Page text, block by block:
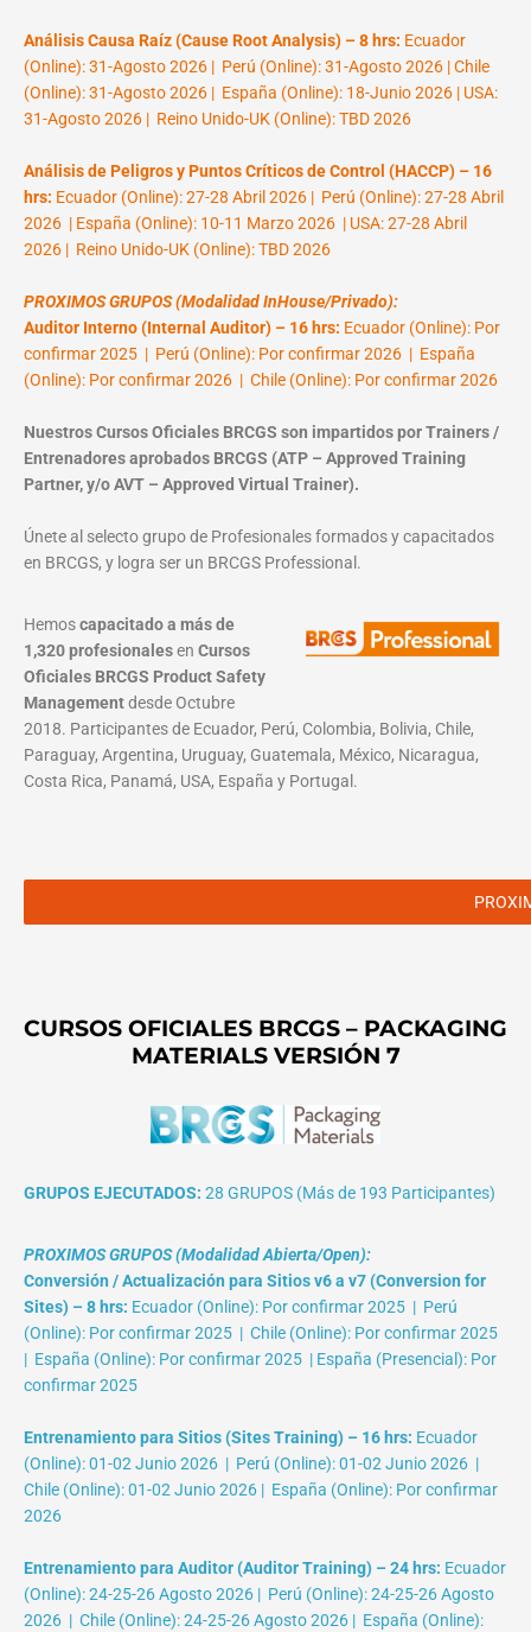
Análisis Causa Raíz (Cause Root Analysis) – 8 hrs: Ecuador
(Online): 31-Agosto 2026 | Perú (Online): 31-Agosto 2026 | Chile
(Online): 31-Agosto 2026 | España (Online): 18-Junio 2026 | USA:
31-Agosto 2026 | Reino Unido-UK (Online): TBD 2026
Análisis de Peligros y Puntos Críticos de Control (HACCP) – 16
hrs: Ecuador (Online): 27-28 Abril 2026 | Perú (Online): 27-28 Abril
2026 | España (Online): 10-11 Marzo 2026 | USA: 27-28 Abril
2026 | Reino Unido-UK (Online): TBD 2026
PROXIMOS GRUPOS (Modalidad InHouse/Privado):
Auditor Interno (Internal Auditor) – 16 hrs: Ecuador (Online): Por
confirmar 2025 | Perú (Online): Por confirmar 2026 | España
(Online): Por confirmar 2026 | Chile (Online): Por confirmar 2026
Nuestros Cursos Oficiales BRCGS son impartidos por Trainers /
Entrenadores aprobados BRCGS (ATP – Approved Training
Partner, y/o AVT – Approved Virtual Trainer).
Únete al selecto grupo de Profesionales formados y capacitados
en BRCGS, y logra ser un BRCGS Professional.
Hemoscapacitado a más de
1,320 profesionalesen Cursos
Oficiales BRCGS Product Safety
Managementdesde Octubre
2018. Participantes de Ecuador, Perú, Colombia, Bolivia, Chile,
Paraguay, Argentina, Uruguay, Guatemala, México, Nicaragua,
Costa Rica, Panamá, USA, España y Portugal.
CURSOS OFICIALES BRCGS – PACKAGING
MATERIALS VERSIÓN 7
GRUPOS EJECUTADOS: 28 GRUPOS (Más de 193 Participantes)
PROXIMOS GRUPOS (Modalidad Abierta/Open):
Conversión / Actualización para Sitios v6 a v7 (Conversion for
Sites) – 8 hrs: Ecuador (Online): Por confirmar 2025 | Perú
(Online): Por confirmar 2025 | Chile (Online): Por confirmar 2025
| España (Online): Por confirmar 2025 | España (Presencial): Por
confirmar 2025
Entrenamiento para Sitios (Sites Training) – 16 hrs: Ecuador
(Online): 01-02 Junio 2026 | Perú (Online): 01-02 Junio 2026 |
Chile (Online): 01-02 Junio 2026 | España (Online): Por confirmar
2026
Entrenamiento para Auditor (Auditor Training) – 24 hrs: Ecuador
(Online): 24-25-26 Agosto 2026 | Perú (Online): 24-25-26 Agosto
2026 | Chile (Online): 24-25-26 Agosto 2026 | España (Online):